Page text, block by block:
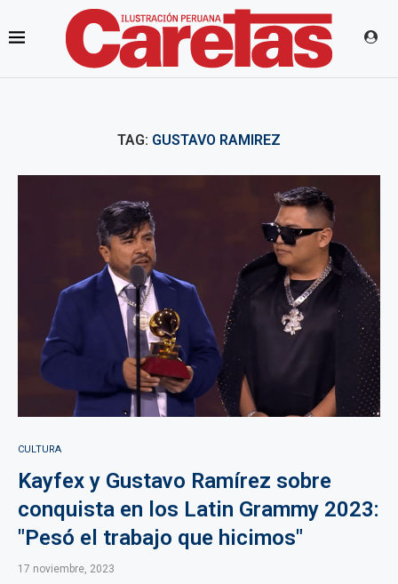
TAG: GUSTAVO RAMIREZ
CULTURA
Kayfex y Gustavo Ramírez sobre
conquista en los Latin Grammy 2023:
"Pesó el trabajo que hicimos"
17 noviembre, 2023